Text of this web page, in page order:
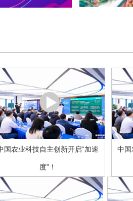
国农业科技自主创新开启“加速
度”！
中国